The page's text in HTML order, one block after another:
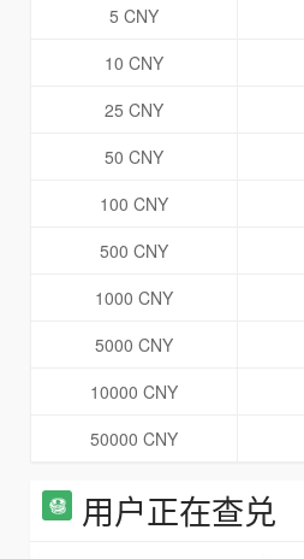
5 CNY
10 CNY
25 CNY
50 CNY
100 CNY
500 CNY
1000 CNY
5000 CNY
10000 CNY
50000 CNY
用户正在查兑